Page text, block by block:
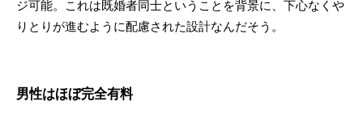
ジ可能。これは既婚者同士ということを背景に、下心なくや
りとりが進むように配慮された設計なんだそう。
男性はほぼ完全有料